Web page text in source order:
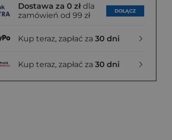
Dostawa za 0 zł dla
zamówień od 99 zł
DOŁĄCZ
Kup teraz, zapłać za 30 dni
Kup teraz, zapłać za 30 dni